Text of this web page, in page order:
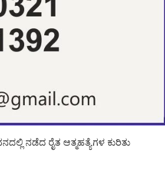
ನಡೆದ ರೈತ ಆತ್ಮಹತ್ಯೆಗಳ ಕುರಿತು